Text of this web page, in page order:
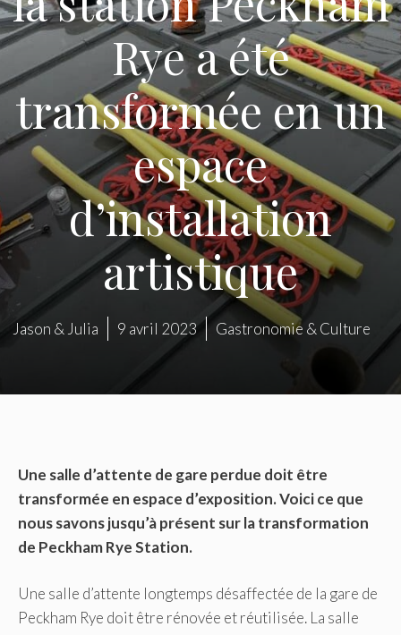
Rye a été
transformée en un
espace
d’installation
artistique
Jason & Julia 9 avril 2023 Gastronomie & Culture
Une salle d’attente de gare perdue doit être
transformée en espace d’exposition. Voici ce que
nous savons jusqu’à présent sur la transformation
de Peckham Rye Station.
Une salle d’attente longtemps désaffectée de la gare de
Peckham Rye doit être rénovée et réutilisée. La salle